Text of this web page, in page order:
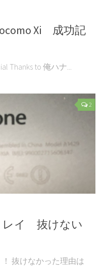
Xi 成功記
to 俺ハナ...
2
レイ 抜けない
抜けなかった理由は